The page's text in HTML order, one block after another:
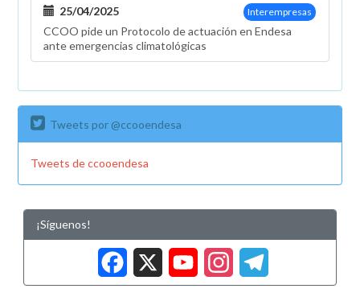
Interempresas
25/04/2025
CCOO pide un Protocolo de actuación en Endesa
ante emergencias climatológicas
Tweets por @ccooendesa
Tweets de ccooendesa
¡Síguenos!
Facebook
X